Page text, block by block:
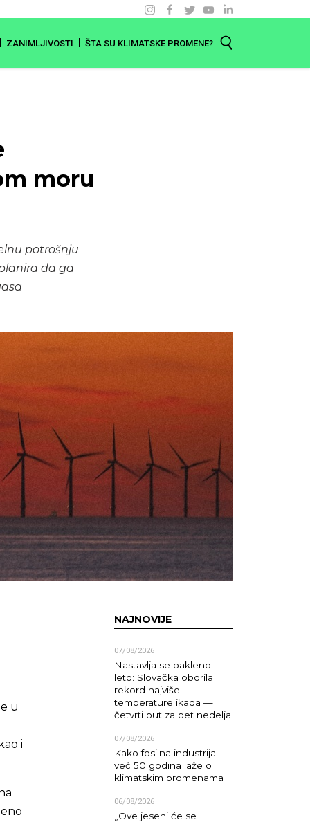
ZANIMLJIVOSTI ŠTA SU KLIMATSKE PROMENE?
moru
potrošnju
da ga
u
i
NAJNOVIJE
07/08/2026
Nastavlja se pakleno
leto: Slovačka oborila
rekord najviše
temperature ikada —
četvrti put za pet nedelja
07/08/2026
Kako fosilna industrija
već 50 godina laže o
klimatskim promenama
06/08/2026
„Ove jeseni će se